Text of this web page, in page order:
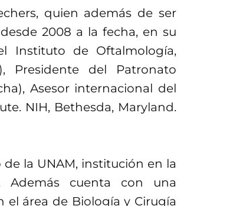
quien además de ser
2008 a la fecha, en su
Instituto de Oftalmología,
Presidente del Patronato
Asesor internacional del
NIH, Bethesda, Maryland.
la UNAM, institución en la
Además cuenta con una
el área de Biología y Cirugía